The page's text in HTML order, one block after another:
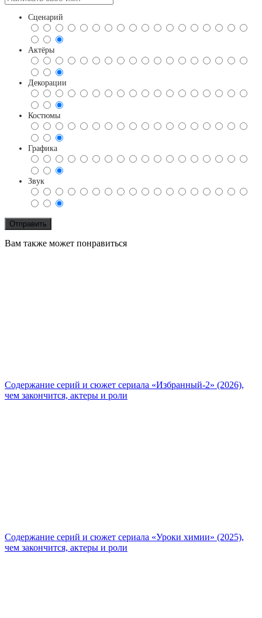
Сценарий
Актёры
Декорации
Костюмы
Графика
Звук
Вам также может понравиться
Содержание серий и сюжет сериала «Избранный-2» (2026),
чем закончится, актеры и роли
Содержание серий и сюжет сериала «Уроки химии» (2025),
чем закончится, актеры и роли